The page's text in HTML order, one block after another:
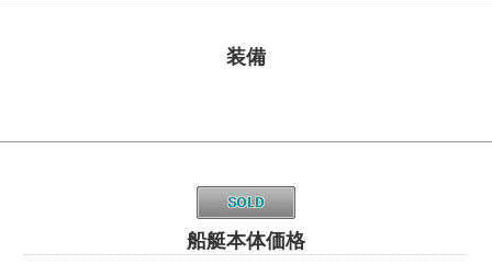
装備
船艇本体価格